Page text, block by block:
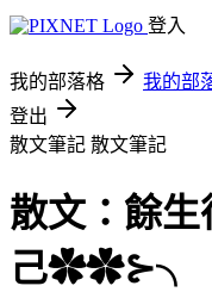
登入
我的部落格 我的部
登出
散文筆記 散文筆記
散文：餘生
己✿✿⊱╮